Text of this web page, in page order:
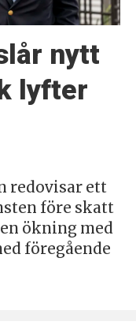
nytt
lyfter
redovisar ett
före skatt
ökning med
föregående